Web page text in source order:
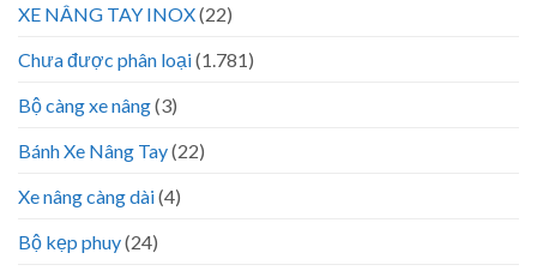
XE NÂNG TAY INOX(22)
Chưa được phân loại(1.781)
Bộ càng xe nâng(3)
Bánh Xe Nâng Tay(22)
Xe nâng càng dài(4)
Bộ kẹp phuy(24)